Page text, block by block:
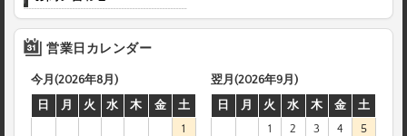
営業日カレンダー
今月(2026年8月)
日
月 火 水 木 金
土
1
翌月(2026年9月)
日
月 火 水 木 金
土
1
2 3 4
5